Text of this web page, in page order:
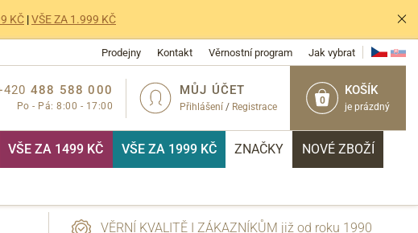
KČ |VŠE ZA 1.999 KČ
Prodejny Kontakt Věrnostní program Jak vybrat
0
KOŠÍK
je prázdný
MŮJ ÚČET
Přihlášení / Registrace
488 588 000
Po - Pá: 8:00 - 17:00
VŠE ZA 1499 KČ VŠE ZA 1999 KČ ZNAČKY NOVÉ ZBOŽÍ
VĚRNÍ KVALITĚ I ZÁKAZNÍKŮM již od roku 1990